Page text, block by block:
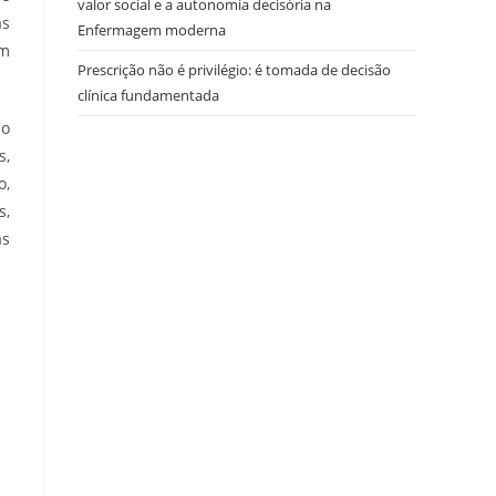
valor social e a autonomia decisória na
Enfermagem moderna
Prescrição não é privilégio: é tomada de decisão
clínica fundamentada